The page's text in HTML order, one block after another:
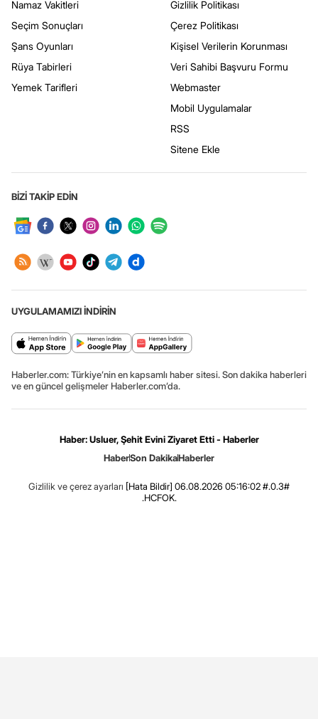
Namaz Vakitleri
Seçim Sonuçları
Şans Oyunları
Rüya Tabirleri
Yemek Tarifleri
Gizlilik Politikası
Çerez Politikası
Kişisel Verilerin Korunması
Veri Sahibi Başvuru Formu
Webmaster
Mobil Uygulamalar
RSS
Sitene Ekle
BİZİ TAKİP EDİN
UYGULAMAMIZI İNDİRİN
Haberler.com: Türkiye’nin en kapsamlı haber sitesi. Son dakika haberleri
ve en güncel gelişmeler Haberler.com’da.
Haber: Usluer, Şehit Evini Ziyaret Etti - Haberler
HaberSon DakikaHaberler
Gizlilik ve çerez ayarları [Hata Bildir] 06.08.2026 05:16:02 #.0.3#
.HCFOK.